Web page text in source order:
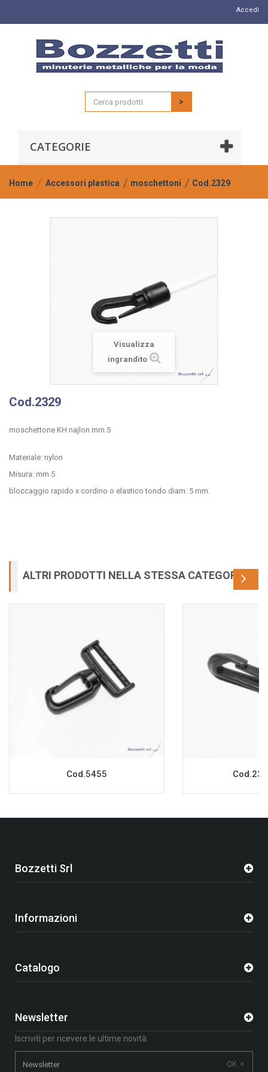
Accedi
>
CATEGORIE
Home Accessori plastica moschettoni Cod.2329
Visualizza
ingrandito
Cod.2329
moschettone KH najlon mm.5
Materiale: nylon
Misura: mm.5
bloccaggio rapido x cordino o elastico tondo diam. 5 mm.
ALTRI PRODOTTI NELLA STESSA CATEGORIA
Cod.5455
Bozzetti Srl
Informazioni
Catalogo
Newsletter
Iscriviti per ricevere le ultime novità
OK >